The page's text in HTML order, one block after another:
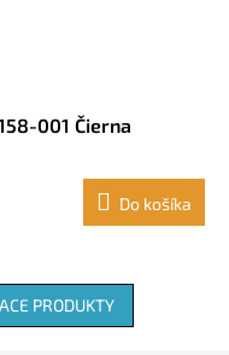
001 Čierna
Do košíka
PRODUKTY